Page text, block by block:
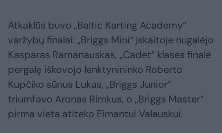
Atkaklūs buvo „Baltic Karting Academy“
varžybų finalai: „Briggs Mini“ įskaitoje nugalėjo
Kasparas Ramanauskas, „Cadet“ klasės finale
pergalę iškovojo lenktynininko Roberto
Kupčiko sūnus Lukas, „Briggs Junior“
triumfavo Aronas Rimkus, o „Briggs Master“
pirma vieta atiteko Eimantui Valauskui.